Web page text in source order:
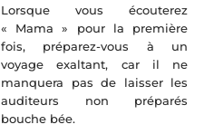
Lorsque vous écouterez
« Mama » pour la première
fois, préparez-vous à un
voyage exaltant, car il ne
manquera pas de laisser les
auditeurs non préparés
bouche bée.